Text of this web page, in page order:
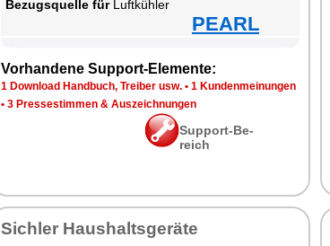
Be­zugs­quel­le fürLuft­küh­ler
PEARL
Vor­han­de­ne Sup­port-Ele­men­te:
1 Down­load Hand­buch, Trei­ber usw. • 1 Kun­den­mei­nun­gen
• 3 Pres­se­stim­men & Aus­zeich­nun­gen
Sup­port-Be­
reich
Sich­ler Haus­halts­ge­rä­te